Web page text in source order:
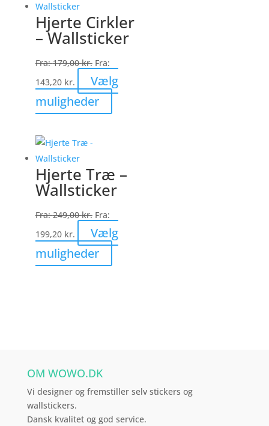
Mulighederne
kan
på
varesiden
Hjerte Cirkler
– Wallsticker
Fra:179,00kr. Fra:
143,20 kr.
Vælg
muligheder
vare
Mulighederne
kan
på
varesiden
Hjerte Træ –
Wallsticker
Fra:249,00kr. Fra:
199,20 kr.
Vælg
muligheder
vare
varesiden
OM WOWO.DK
Vi designer og fremstiller selv stickers og
wallstickers.
Dansk kvalitet og god service.